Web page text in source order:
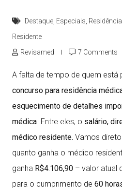
Destaque Especiais
Residente
Revisamed
7 Comments
A falta de tempo de quem está
concurso para residência
esquecimento de detalhes
médica. Entre eles, o salário,
médico residente. Vamos
quanto ganha o médico
ganha R$4.106,90 – valor atual
para o cumprimento de 60